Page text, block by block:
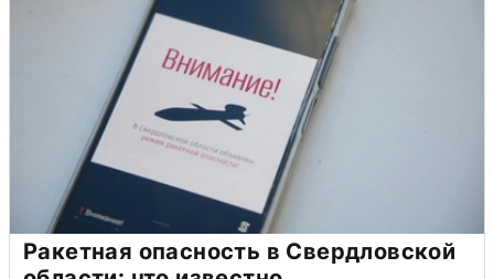
Ракетная опасность в Свердловской